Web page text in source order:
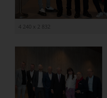
4 240 x 2 832